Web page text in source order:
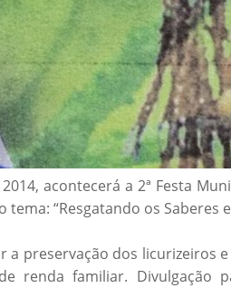
acontecerá a 2ª Festa
“Resgatando os Saberes
a preservação dos licurizeiros
renda familiar. Divulgação